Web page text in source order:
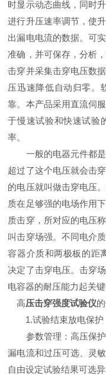
时显示动态曲线，同时
进行升压速率调节，使
出漏电电流的数据。可
准确，并可保存，分析
击穿并采集击穿电压数
压迅速降低自动归零。
靠。本产品采用直流伺
于慢速试验和快速试验
率。
一般的电器元件都是
超过了这个电压就会击
的电压就叫做击穿电压
质在足够强的电场作用
质击穿，所对应的电压
叫击穿场强。不同电介
容器介质和两极板的距
决定了击穿电压。击穿
电容器的耐压能力起关
高压击穿强度试验仪
1.试验结束放电保护
参数管理：高压保护
漏电流和过压可选、灵
自由设定试验结果可选